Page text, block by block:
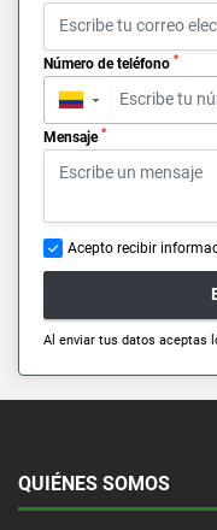
Número de teléfono *
▼
Mensaje *
Acepto recibir
Al enviar tus datos aceptas
QUIÉNES SOMOS